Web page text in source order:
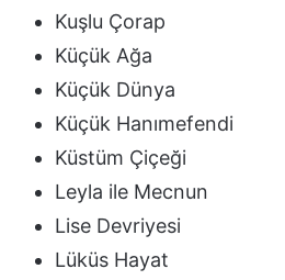
Kuşlu Çorap
Küçük Ağa
Küçük Dünya
Küçük Hanımefendi
Küstüm Çiçeği
Leyla ile Mecnun
Lise Devriyesi
Lüküs Hayat